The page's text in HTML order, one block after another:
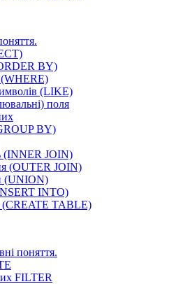
BY)
(WHERE)
(LIKE)
поля
BY)
(INNER JOIN)
(OUTER JOIN)
(UNION)
INTO)
(CREATE TABLE)
поняття.
FILTER